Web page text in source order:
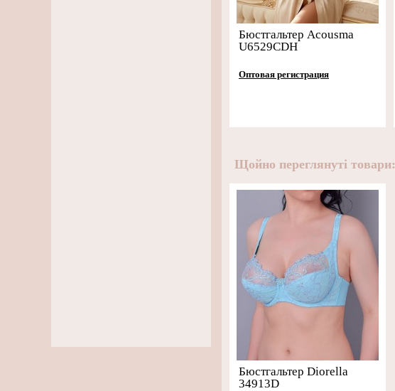
Бюстгальтер Acousma
U6529CDH
Оптовая регистрация
Щойно переглянуті товари:
Бюстгальтер Diorella
34913D